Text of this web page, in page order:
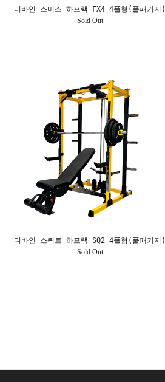
디바인 스미스 하프랙 FX4 4폴형(풀패키지)
Sold Out
디바인 스쿼트 하프랙 SQ2 4폴형(풀패키지)
Sold Out